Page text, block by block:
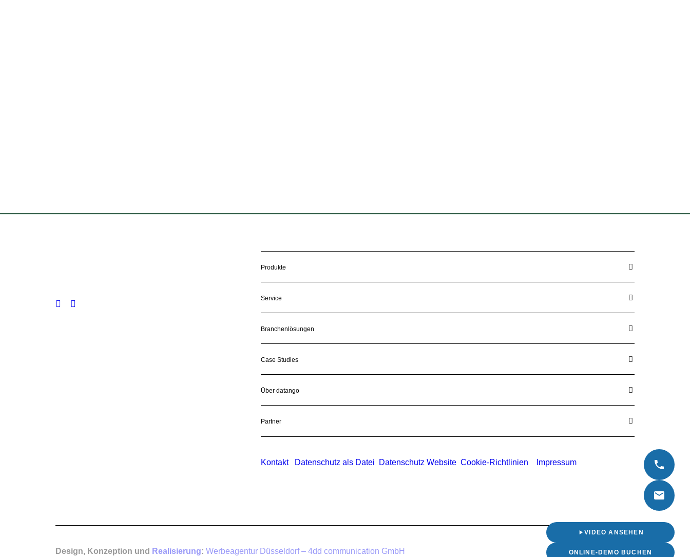
Produkte
Service
Branchenlösungen
Case Studies
Über datango
Partner
Kontakt Datenschutz als Datei Datenschutz Website Cookie-Richtlinien Impressum
Design, Konzeption und Realisierung: Werbeagentur Düsseldorf – 4dd communication GmbH
VIDEO ANSEHEN
ONLINE-DEMO BUCHEN